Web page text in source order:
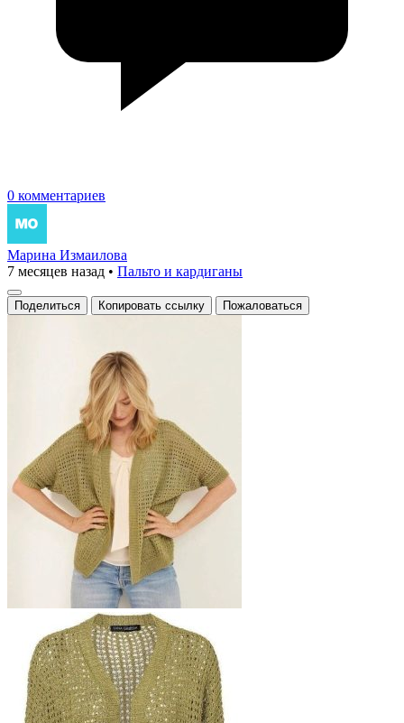
0 комментариев
Марина Измаилова
7 месяцев назад • Пальто и кардиганы
Поделиться Копировать ссылку Пожаловаться